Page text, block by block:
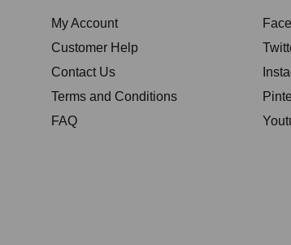
My Account
Customer Help
Contact Us
Terms and Conditions
FAQ